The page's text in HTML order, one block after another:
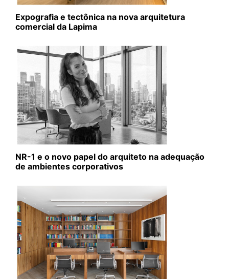
Expografia e tectônica na nova arquitetura
comercial da Lapima
NR-1 e o novo papel do arquiteto na adequação
de ambientes corporativos